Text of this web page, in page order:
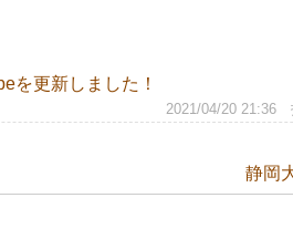
を更新しました！
2021/04/20 21:36
静岡